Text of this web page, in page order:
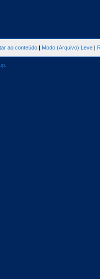
ao conteúdo | Modo (Arquivo) Leve |